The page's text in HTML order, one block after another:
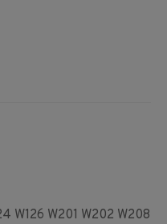
W126 W201 W202 W208